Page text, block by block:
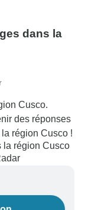
dans la
Cusco.
des réponses
région Cusco !
la région Cusco